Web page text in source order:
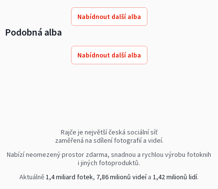
Nabídnout další alba
Podobná alba
Nabídnout další alba
Rajče je největší česká sociální síť
zaměřená na sdílení fotografií a videí.
Nabízí neomezený prostor zdarma, snadnou a rychlou výrobu fotoknih
i jiných fotoproduktů.
Aktuálně1,4 miliard fotek, 7,86 milionů videía 1,42 milionů lidí.